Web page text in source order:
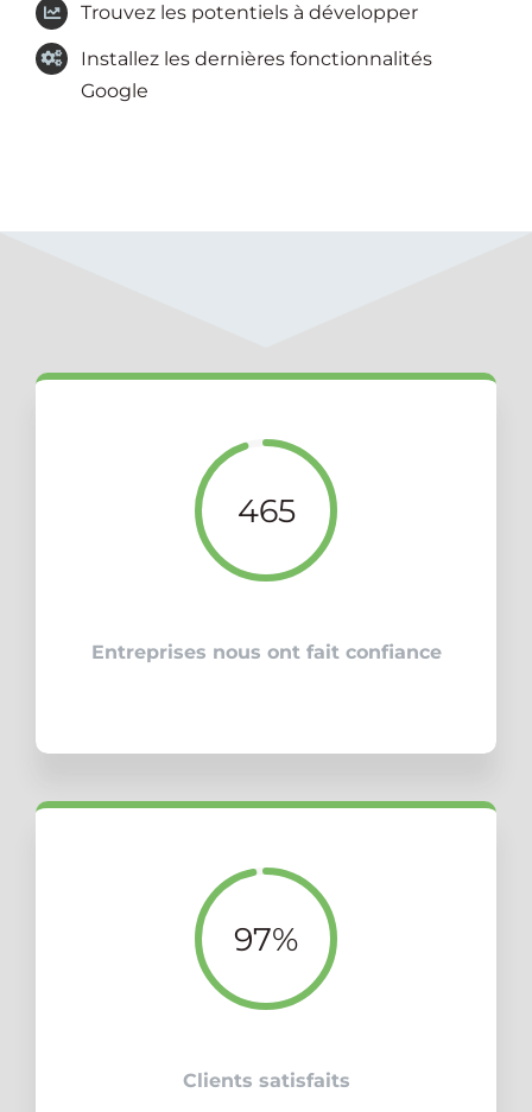
Trouvez les potentiels à développer
Installez les dernières fonctionnalités
Google
465
Entreprises nous ont fait confiance
97%
Clients satisfaits